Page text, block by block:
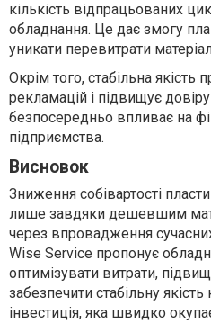
кількість відпрацьованих
обладнання. Це дає змогу
уникати перевитрати
Окрім того, стабільна якість
рекламацій і підвищує
безпосередньо впливає на
підприємства.
Висновок
Зниження собівартості
лише завдяки дешевшим
через впровадження
Wise Service пропонує
оптимізувати витрати,
забезпечити стабільну
інвестиція, яка швидко